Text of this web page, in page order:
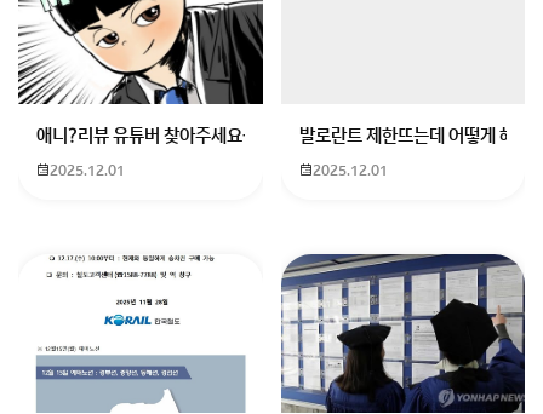
애니?리뷰 유튜버 찾아주세요ㅠㅠ 무슨 검정머리 남자 캐릭터에 더빙하
2025.12.01
발로란트 제한뜨는데 어떻게 해야
2025.12.01